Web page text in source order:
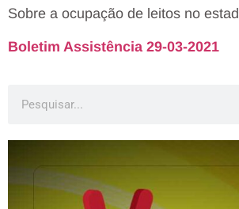
Sobre a ocupação de leitos no
Boletim Assistência 29-03-2021